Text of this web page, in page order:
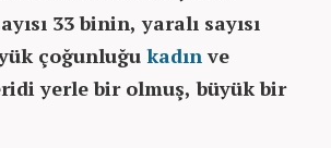
33 binin, yaralı sayısı
çoğunluğu kadınve
yerle bir olmuş, büyük bir